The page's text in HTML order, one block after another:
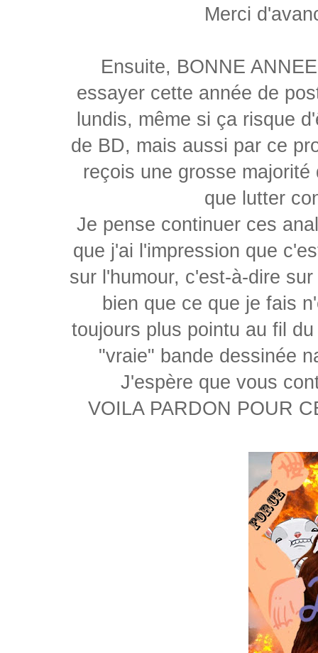
Merci
Ensuite, BONNE
essayer cette année de
lundis, même si ça risque
de BD, mais aussi par ce
reçois une grosse
que lutter
Je pense continuer ces
que j'ai l'impression que
sur l'humour, c'est-à-dire
bien que ce que je fais
toujours plus pointu au fil
"vraie" bande dessinée
J'espère que vous
VOILA PARDON POUR